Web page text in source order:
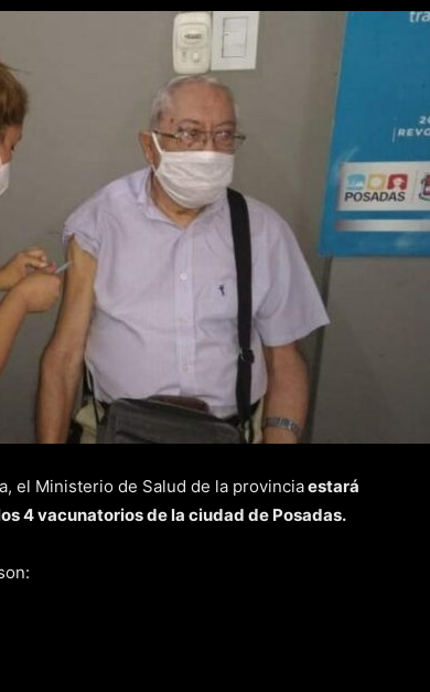
el Ministerio de Salud de la provinciaestará
4 vacunatorios de la ciudad de Posadas.